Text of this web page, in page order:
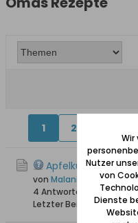
1 2
Apfelkuchen - hab
von Malani
4 Antworten
23.067 Hits
Letzter Beitrag
Wir
Nutzer
von
Dienste